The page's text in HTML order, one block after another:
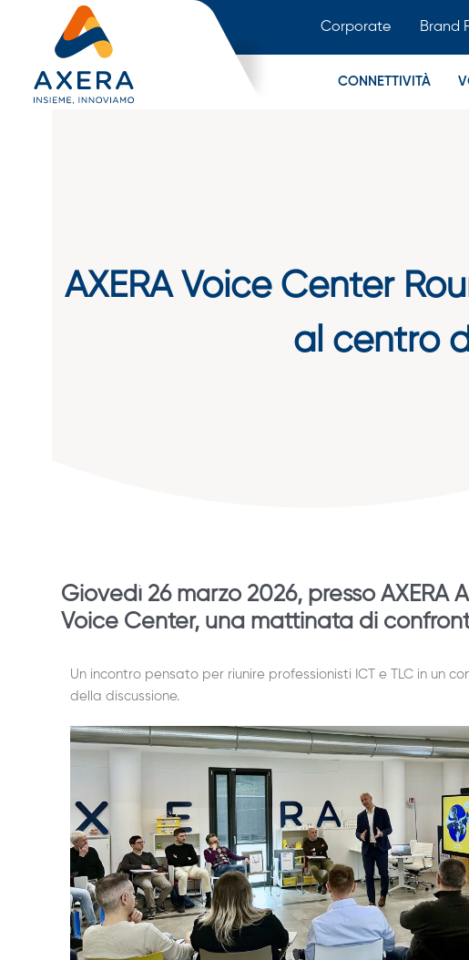
Corporate Brand
CONNETTIVITÀ
AXERA Voice Center
al centro
Giovedì 26 marzo 2026, presso
Voice Center, una mattinata di
Un incontro pensato per riunire professionisti ICT e TLC in
della discussione.